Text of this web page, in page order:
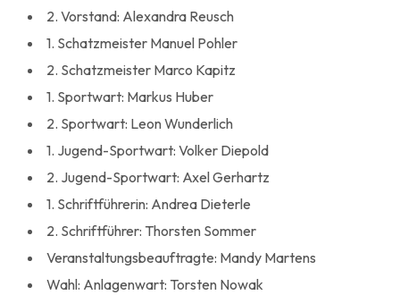
2. Vorstand: Alexandra Reusch
1. Schatzmeister Manuel Pohler
2. Schatzmeister Marco Kapitz
1. Sportwart: Markus Huber
2. Sportwart: Leon Wunderlich
1. Jugend-Sportwart: Volker Diepold
2. Jugend-Sportwart: Axel Gerhartz
1. Schriftführerin: Andrea Dieterle
2. Schriftführer: Thorsten Sommer
Veranstaltungsbeauftragte: Mandy Martens
Wahl: Anlagenwart: Torsten Nowak